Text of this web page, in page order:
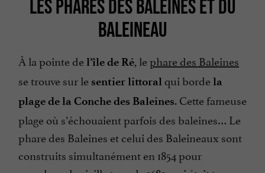
LES PHARES DES BALEINES ET DU
BALEINEAU
À la pointe del’île de Ré, lephare des Baleines
se trouve sur le sentier littoral qui bordela
plage de la Conche des Baleines. Cette fameuse
plage où s’échouaient parfois des baleines… Le
phare des Baleines et celui des Baleineaux sont
construits simultanément en 1854 pour